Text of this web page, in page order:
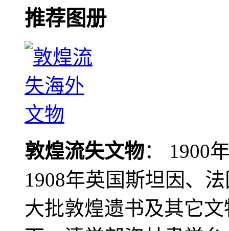
推荐图册
敦煌流失文物： 1900
1908年英国斯坦因、
大批敦煌遗书及其它